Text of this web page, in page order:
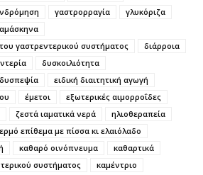
γαστρορραγία
γλυκόριζα
γαστρεντερικού συστήματος
διάρροια
δυσκοιλιότητα
δυσπεψία
ειδική διαιτητική αγωγή
έμετοι
εξωτερικές αιμορροΐδες
ζεστά ιαματικά νερά
ηλιοθεραπεία
επίθεμα με πίσσα κι ελαιόλαδο
καθαρό οινόπνευμα
καθαρτικά
συστήματος
καμέντριο